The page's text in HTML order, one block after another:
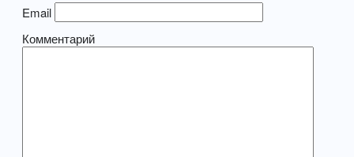
Email
Комментарий